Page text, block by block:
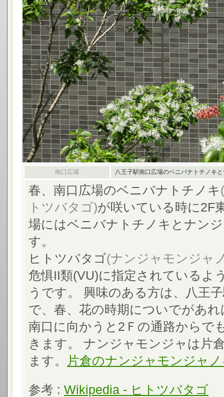
南口広場 八王子駅南口広場のベニバナトチノキ
春、南口広場のベニバナトチノキ
トツバタゴ)が咲いている時に2F
場にはベニバナトチノキとナン
す。
ヒトツバタゴ(ナンジャモンジャ
危惧II類(VU)に指定されているよ
うです。 興味のある方は、八王
で、春、花の時期についでがあ
南口に向かうと2Ｆの通路からで
きます。 ナンジャモンジャは片
ます。
片倉のナンジャモンジャ
参考 : Wikipedia - ヒトツバタゴ